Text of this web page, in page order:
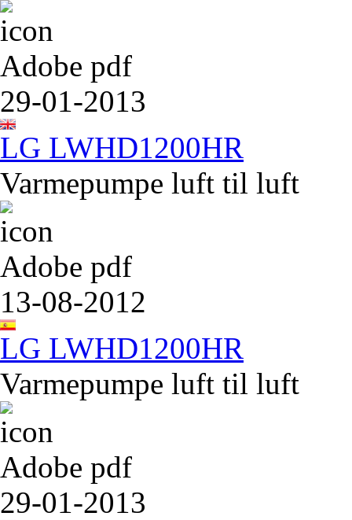
Adobe pdf
29-01-2013
LG LWHD1200HR
Varmepumpe luft til luft
Adobe pdf
13-08-2012
LG LWHD1200HR
Varmepumpe luft til luft
Adobe pdf
29-01-2013